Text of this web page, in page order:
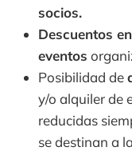
socios.
Descuentos
eventos
Posibilidad de
y/o alquiler de
reducidas
se destinan a